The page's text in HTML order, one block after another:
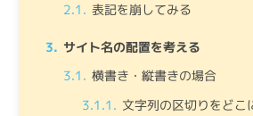
表記を崩してみる
サイト名の配置を考える
横書き・縦書きの場合
文字列の区切りをどこ